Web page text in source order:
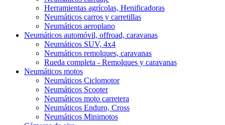
Herramientas agrícolas, Henificadoras
Neumáticos carros y carretillas
Neumáticos aeroplano
Neumáticos automóvil, offroad, caravanas
Neumáticos SUV, 4x4
Neumáticos remolques, caravanas
Rueda completa - Remolques y caravanas
Neumáticos motos
Neumáticos Ciclomotor
Neumáticos Scooter
Neumáticos moto carretera
Neumáticos Enduro, Cross
Neumáticos Minimotos